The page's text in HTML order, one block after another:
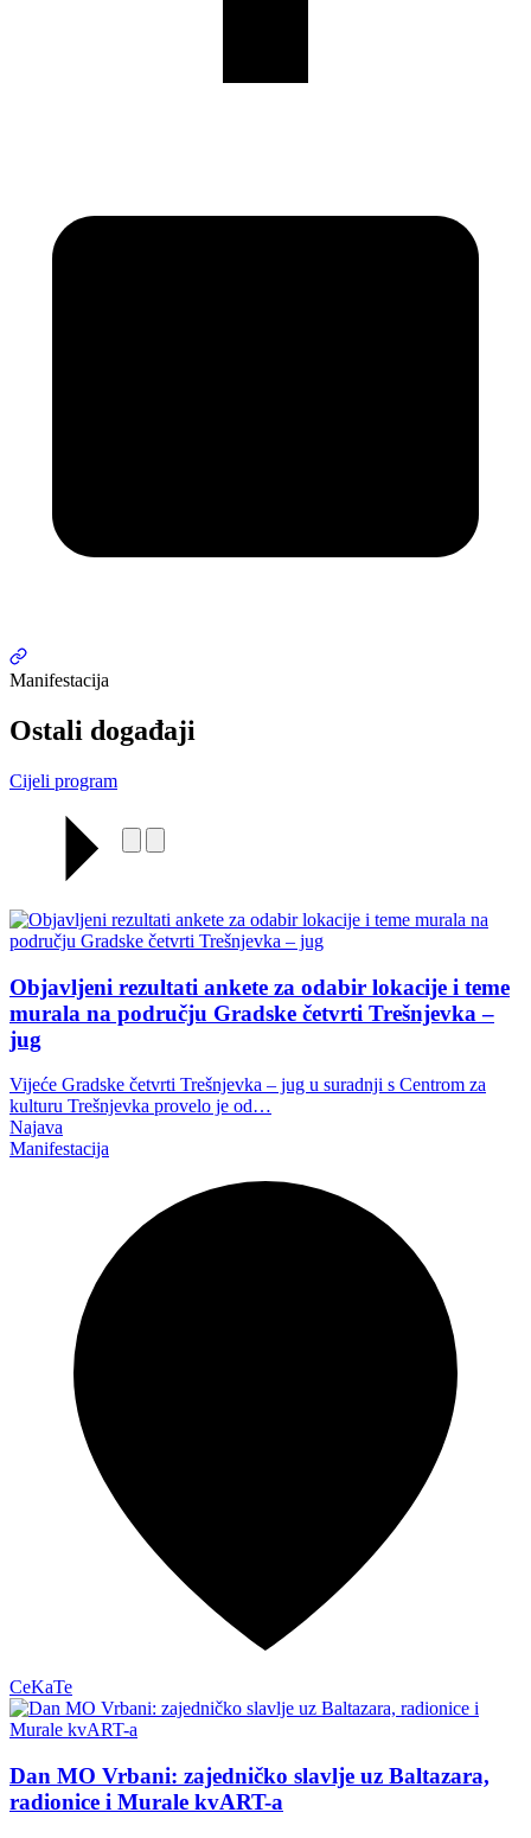
Manifestacija
Ostali događaji
Cijeli program
Objavljeni rezultati ankete za odabir lokacije i teme
murala na području Gradske četvrti Trešnjevka –
jug
Vijeće Gradske četvrti Trešnjevka – jug u suradnji s Centrom za
kulturu Trešnjevka provelo je od…
Najava
Manifestacija
CeKaTe
Dan MO Vrbani: zajedničko slavlje uz Baltazara,
radionice i Murale kvART-a